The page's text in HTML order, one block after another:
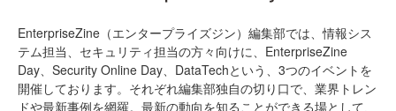
EnterpriseZine（エンタープライズジン）編集部では、情報シス
テム担当、セキュリティ担当の方々向けに、EnterpriseZine
Day、Security Online Day、DataTechという、3つのイベントを
開催しております。それぞれ編集部独自の切り口で、業界トレン
ドや最新事例を網羅。最新の動向を知ることができる場として、